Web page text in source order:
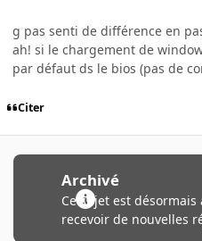
g pas senti de différence en
ah! si le chargement de
par défaut ds le bios (pas de
Citer
Archivé
Ce sujet est
recevoir de nouvelles